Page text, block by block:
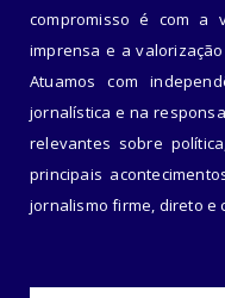
compromisso é com a
imprensa e a
Atuamos com
jornalística e na
relevantes sobre
principais
jornalismo firme, direto e